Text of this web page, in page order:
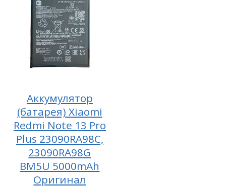
Аккумулятор
(батарея) Xiaomi
Redmi Note 13 Pro
Plus 23090RA98C,
23090RA98G
BM5U 5000mAh
Оригинал